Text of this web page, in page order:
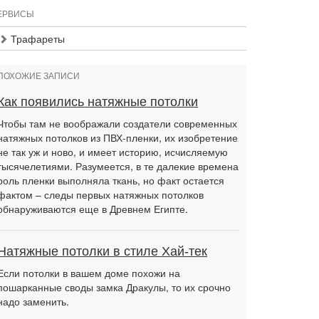
Трафареты
ЗАПИСИ
появились натяжные потолки
там не воображали создатели современных
потолков из ПВХ-пленки, их изобретение
так уж и ново, и имеет историю, исчисляемую
Разумеется, в те далекие времена
пленки выполняла ткань, но факт остается
– следы первых натяжных потолков
еще в Древнем Египте.
потолки в стиле Хай-тек
потолки в вашем доме похожи на
своды замка Дракулы, то их срочно
заменить.